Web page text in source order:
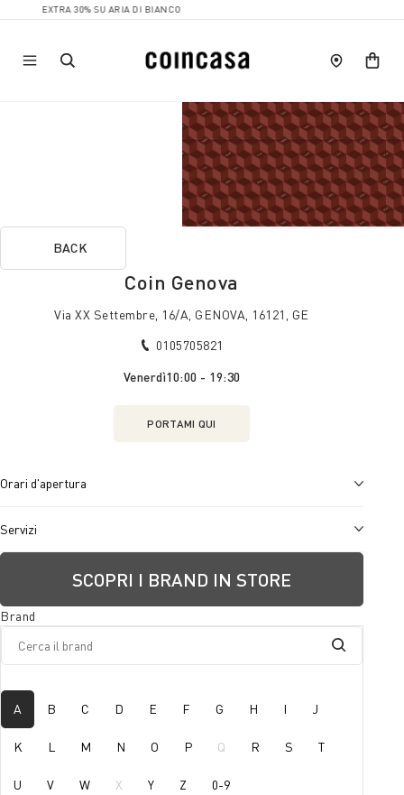
EXTRA 30% SU ARIA DI BIANCO
BACK
Coin Genova
Via XX Settembre, 16/A, GENOVA, 16121, GE
0105705821
Venerdì10:00 - 19:30
PORTAMI QUI
Orari d'apertura
Servizi
SCOPRI I BRAND IN STORE
Brand
A B C D E F G H I J
K L M N O P Q R S T
U V W X Y Z 0-9